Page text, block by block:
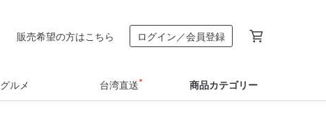
販売希望の方はこちら ログイン／会員登録
グルメ 台湾直送 商品カテゴリー